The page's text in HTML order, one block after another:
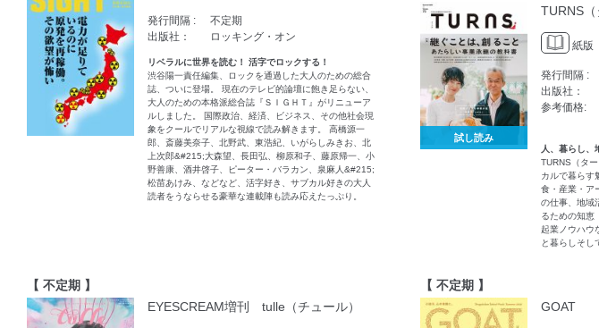
発行間隔 :
不定期
出版社：
ロッキング・オン
リベラルに世界を読む！ 活字でロックする！
渋谷陽一責任編集、ロックを通過した大人のための総合
誌、ついに登場。 現在のテレビ的論壇に飽き足らない、
大人のための本格派総合誌『ＳＩＧＨＴ』がリニューア
ルしました。 国際政治、経済、ビジネス、その他社会現
象をクールでリアルな視線で読み解きます。 高橋源一
郎、斎藤美奈子、北野武、東浩紀、いがらしみきお、北
上次郎&#215;大森望、長田弘、柳原和子、藤原帰一、小
野善康、酒井啓子、ピーター・バラカン、泉麻人&#215;
松苗あけみ、などなど、活字好き、サブカル好きの大人
読者をうならせる豪華な連載陣も読み応えたっぷり。
試し読み
TURNS（
紙版
発行間隔 :
出版社：
参考価格:
人、暮らし、
TURNS（タ
カルで暮らす
食・産業・ア
の仕事、地域
るための知恵
起業ノウハウ
と暮らしそし
【 不定期 】
EYESCREAM増刊 tulle（チュール）
【 不定期 】
GOAT